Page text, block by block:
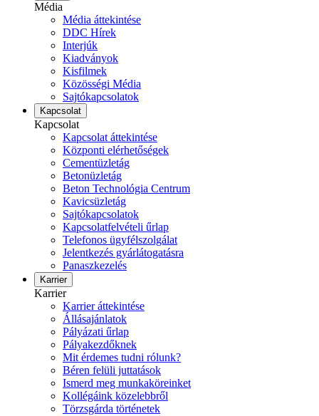
Média
Média áttekintése
DDC Hírek
Interjúk
Kiadványok
Kisfilmek
Közösségi Média
Sajtókapcsolatok
Kapcsolat
Kapcsolat
Kapcsolat áttekintése
Központi elérhetőségek
Cementüzletág
Betonüzletág
Beton Technológia Centrum
Kavicsüzletág
Sajtókapcsolatok
Kapcsolatfelvételi űrlap
Telefonos ügyfélszolgálat
Jelentkezés gyárlátogatásra
Panaszkezelés
Karrier
Karrier
Karrier áttekintése
Állásajánlatok
Pályázati űrlap
Pályakezdőknek
Mit érdemes tudni rólunk?
Béren felüli juttatások
Ismerd meg munkaköreinket
Kollégáink közelebbről
Törzsgárda történetek